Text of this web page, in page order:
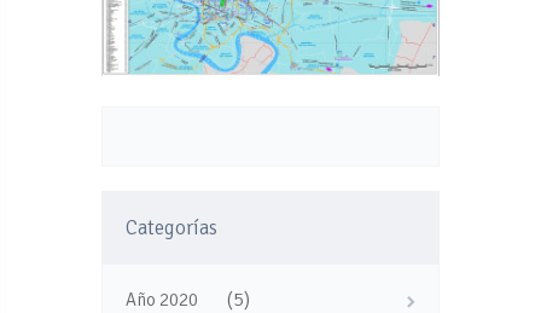
Categorías
Año 2020 (5)